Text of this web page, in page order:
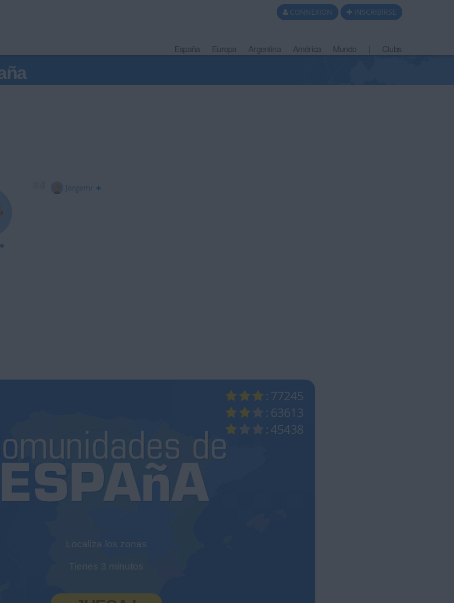
CONNEXION INSCRIBIRSE
España Europa Argentina América Mundo Clubs
Jorgemr
: 77245
: 63613
: 45438
Localiza los zonas
Tienes 3 minutos